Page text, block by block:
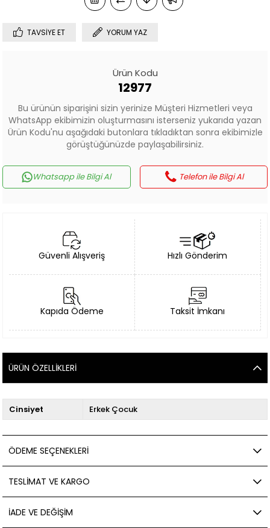
TAVSIYE ET YORUM YAZ
Ürün Kodu
12977
Bu ürünün siparişini sizin yerinize Müşteri Hizmetleri veya
WhatsApp ekibimizin oluşturmasını isterseniz yukarıda yazan
Ürün Kodu'nu aşağıdaki butonlara tıkladıktan sonra ekibimizle
görüştüğünüzde paylaşabilirsiniz.
Whatsapp ile Bilgi Al Telefon ile Bilgi Al
Güvenli Alışveriş Hızlı Gönderim
Kapıda Ödeme Taksit İmkanı
ÜRÜN ÖZELLIKLERI
Cinsiyet Erkek Çocuk
ÖDEME SEÇENEKLERI
TESLIMAT VE KARGO
İADE VE DEĞIŞIM